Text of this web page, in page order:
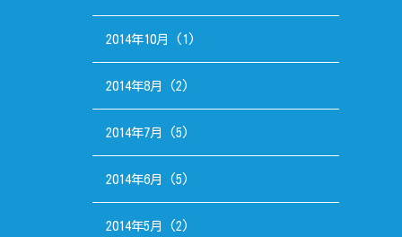
2014年10月 (1)
2014年8月 (2)
2014年7月 (5)
2014年6月 (5)
2014年5月 (2)